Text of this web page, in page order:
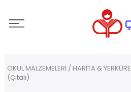
OKUL MALZEMELERİ / HARİTA & YERKÜRE
(Çıtalı)